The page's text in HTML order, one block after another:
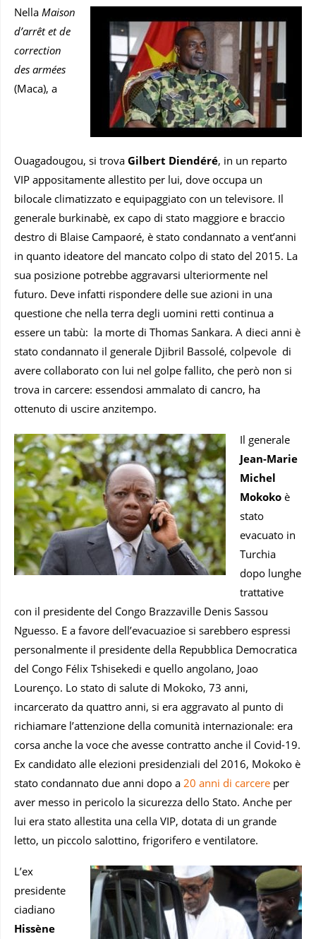
Nella Maison
d’arrêt et de
correction
des armées
(Maca), a
Ouagadougou, si trova Gilbert Diendéré, in un reparto
VIP appositamente allestito per lui, dove occupa un
bilocale climatizzato e equipaggiato con un televisore. Il
generale burkinabè, ex capo di stato maggiore e braccio
destro di Blaise Campaoré, è stato condannato a vent’anni
in quanto ideatore del mancato colpo di stato del 2015. La
sua posizione potrebbe aggravarsi ulteriormente nel
futuro. Deve infatti rispondere delle sue azioni in una
questione che nella terra degli uomini retti continua a
essere un tabù: la morte di Thomas Sankara. A dieci anni è
stato condannato il generale Djibril Bassolé, colpevole di
avere collaborato con lui nel golpe fallito, che però non si
trova in carcere: essendosi ammalato di cancro, ha
ottenuto di uscire anzitempo.
Il generale
Jean-Marie
Michel
Mokoko è
stato
evacuato in
Turchia
dopo lunghe
trattative
con il presidente del Congo Brazzaville Denis Sassou
Nguesso. E a favore dell’evacuazioe si sarebbero espressi
personalmente il presidente della Repubblica Democratica
del Congo Félix Tshisekedi e quello angolano, Joao
Lourenço. Lo stato di salute di Mokoko, 73 anni,
incarcerato da quattro anni, si era aggravato al punto di
richiamare l’attenzione della comunità internazionale: era
corsa anche la voce che avesse contratto anche il Covid-19.
Ex candidato alle elezioni presidenziali del 2016, Mokoko è
stato condannato due anni dopo a 20 anni di carcere per
aver messo in pericolo la sicurezza dello Stato. Anche per
lui era stato allestita una cella VIP, dotata di un grande
letto, un piccolo salottino, frigorifero e ventilatore.
L’ex
presidente
ciadiano
Hissène